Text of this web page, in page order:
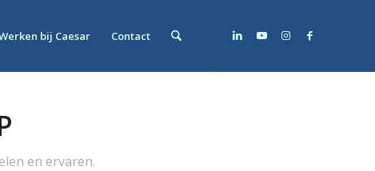
bij Caesar Contact
en ervaren.